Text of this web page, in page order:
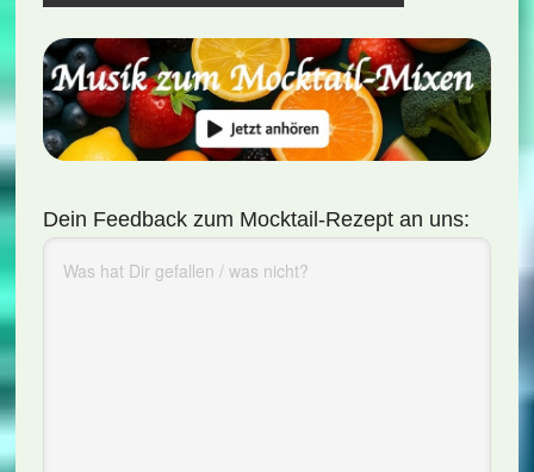
Dein Feedback zum Mocktail-Rezept an uns: